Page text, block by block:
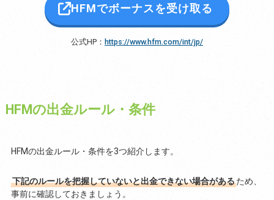
HFMでボーナスを受け取る
公式HP： https://www.hfm.com/int/jp/
HFMの出金ルール・条件
HFMの出金ルール・条件を3つ紹介します。
下記のルールを把握していないと出金できない場合があるため、
事前に確認しておきましょう。